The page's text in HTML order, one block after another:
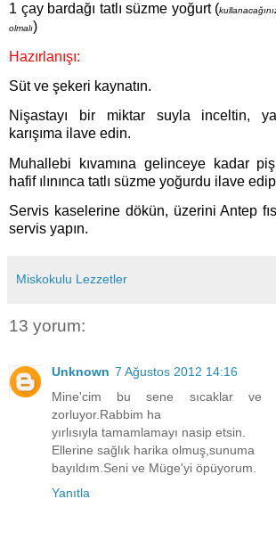
1 çay bardağı tatlı süzme yoğurt (
olmalı)
Hazırlanışı:
Süt ve şekeri kaynatın.
Nişastayı bir miktar suyla inceltin,
karışıma ilave edin.
Muhallebi kıvamına gelinceye kadar
hafif ılınınca tatlı süzme yoğurdu ilave edip
Servis kaselerine dökün, üzerini Antep
servis yapın.
Miskokulu Lezzetler
13 yorum:
Unknown 7 Ağustos 2012 14:16
Mine'cim bu sene sıcaklar ve
zorluyor.Rabbim ha
yırlısıyla tamamlamayı nasip etsin.
Ellerine sağlık harika olmuş,sunuma
bayıldım.Seni ve Müge'yi öpüyorum.
Yanıtla